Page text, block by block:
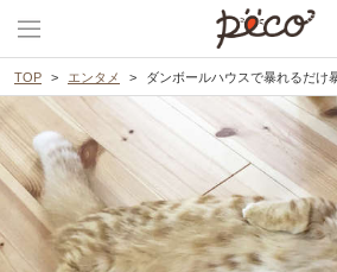
TOP エンタメ ダンボールハウスで暴れるだけ暴れて爆睡♪ ニャンコ